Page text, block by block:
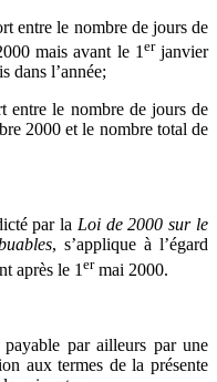
entre le nombre de jours de
mais avant le 1erjanvier
dans l’année;
entre le nombre de jours de
2000 et le nombre total de
par la Loi de 2000 sur le
, s’applique à l’égard
après le 1ermai 2000.
par ailleurs par une
aux termes de la présente